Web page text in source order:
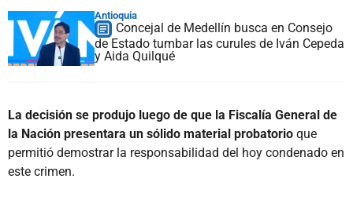
Antioquia
Concejal de Medellín busca en Consejo
de Estado tumbar las curules de Iván Cepeda
y Aida Quilqué
La decisión se produjo luego de que la Fiscalía General de
la Nación presentara un sólido material probatorio que
permitió demostrar la responsabilidad del hoy condenado en
este crimen.